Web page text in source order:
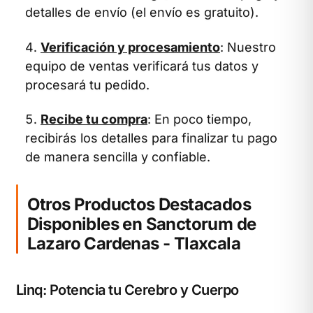
detalles de envío (el envío es gratuito).
Verificación y procesamiento: Nuestro
equipo de ventas verificará tus datos y
procesará tu pedido.
Recibe tu compra: En poco tiempo,
recibirás los detalles para finalizar tu pago
de manera sencilla y confiable.
Otros Productos Destacados
Disponibles en Sanctorum de
Lazaro Cardenas - Tlaxcala
Linq: Potencia tu Cerebro y Cuerpo